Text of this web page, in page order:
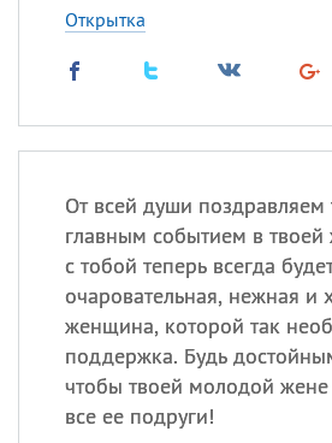
Открытка
От всей души
главным событием в
с тобой теперь всегда
очаровательная, нежная и
женщина, которой так
поддержка. Будь
чтобы твоей молодой жене
все ее подруги!